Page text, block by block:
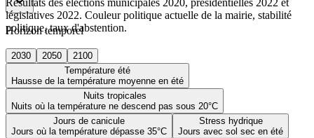
Horizon temporel
2030 2050
2100
Température été
Hausse de la température moyenne en été
Nuits tropicales
Nuits où la température ne descend pas sous 20°C
Jours de canicule
Jours où la température dépasse 35°C
Stress hydrique
Jours avec sol sec en été
Résultats des élections municipales 2020, présidentielles 2022 et
législatives 2022. Couleur politique actuelle de la mairie, stabilité
politique, taux d'abstention.